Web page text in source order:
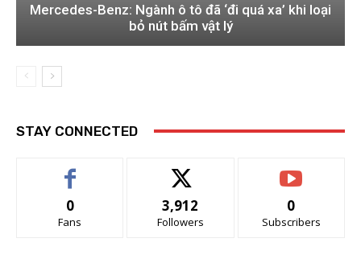
Mercedes-Benz: Ngành ô tô đã ‘đi quá xa’ khi loại
bỏ nút bấm vật lý
STAY CONNECTED
0
Fans
3,912
Followers
0
Subscribers